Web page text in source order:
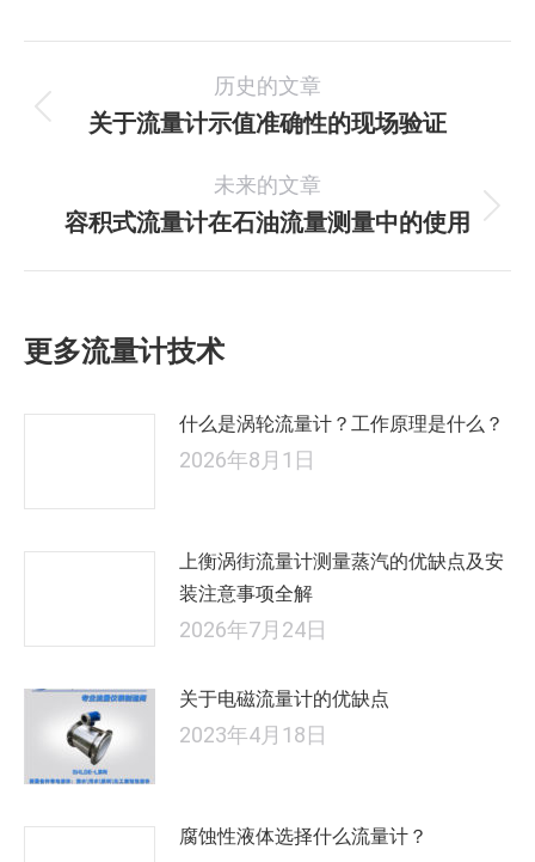
章
历史的文章
历
的
文
关于流量计示值准确性的现场验证
未来的文章
未
容积式流量计在石油流量测量中的使用
更多流量计技术
什么是涡轮流量计？工作原理是什么？
2026年8月1日
上衡涡街流量计测量蒸汽的优缺点及安
装注意事项全解
2026年7月24日
关于电磁流量计的优缺点
2023年4月18日
腐蚀性液体选择什么流量计？